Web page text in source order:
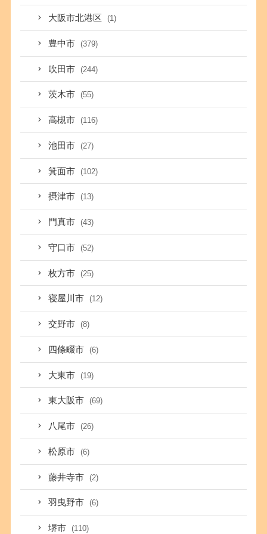
大阪市北港区 (1)
豊中市 (379)
吹田市 (244)
茨木市 (55)
高槻市 (116)
池田市 (27)
箕面市 (102)
摂津市 (13)
門真市 (43)
守口市 (52)
枚方市 (25)
寝屋川市 (12)
交野市 (8)
四條畷市 (6)
大東市 (19)
東大阪市 (69)
八尾市 (26)
松原市 (6)
藤井寺市 (2)
羽曳野市 (6)
堺市 (110)